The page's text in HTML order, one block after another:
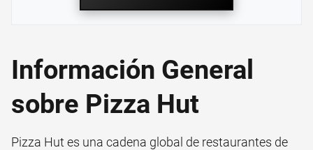
Información General
sobre Pizza Hut
Pizza Hut es una cadena global de restaurantes de